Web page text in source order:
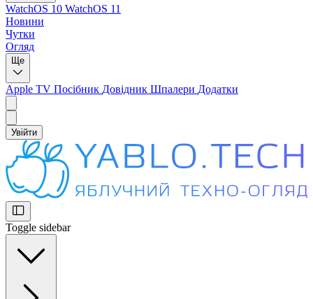
WatchOS 10 WatchOS 11
Новини
Чутки
Огляд
Ще
Apple TV Посібник Довідник Шпалери Додатки
Увійти
Toggle sidebar